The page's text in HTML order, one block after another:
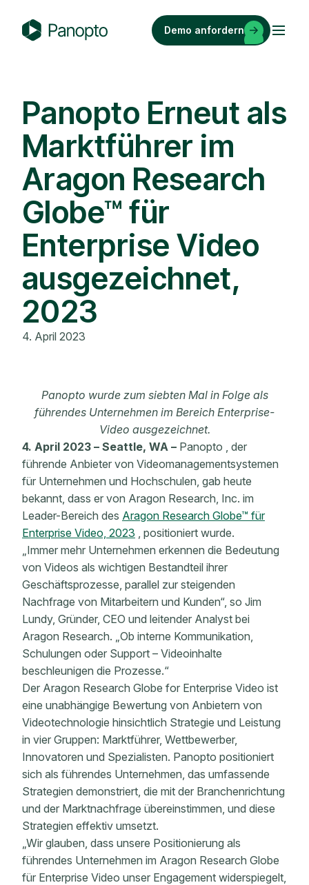
Inhalt
o
p
t
Demo anfordern
Panopto Erneut als
Marktführer im
Aragon Research
Globe™ für
Enterprise Video
ausgezeichnet,
2023
4. April 2023
Panopto wurde zum siebten Mal in Folge als
führendes Unternehmen im Bereich Enterprise-
Video ausgezeichnet.
4. April 2023 – Seattle, WA – Panopto , der
führende Anbieter von Videomanagementsystemen
für Unternehmen und Hochschulen, gab heute
bekannt, dass er von Aragon Research, Inc. im
Leader-Bereich des Aragon Research Globe™ für
Enterprise Video, 2023 , positioniert wurde.
„Immer mehr Unternehmen erkennen die Bedeutung
von Videos als wichtigen Bestandteil ihrer
Geschäftsprozesse, parallel zur steigenden
Nachfrage von Mitarbeitern und Kunden“, so Jim
Lundy, Gründer, CEO und leitender Analyst bei
Aragon Research. „Ob interne Kommunikation,
Schulungen oder Support – Videoinhalte
beschleunigen die Prozesse.“
Der Aragon Research Globe for Enterprise Video ist
eine unabhängige Bewertung von Anbietern von
Videotechnologie hinsichtlich Strategie und Leistung
in vier Gruppen: Marktführer, Wettbewerber,
Innovatoren und Spezialisten. Panopto positioniert
sich als führendes Unternehmen, das umfassende
Strategien demonstriert, die mit der Branchenrichtung
und der Marktnachfrage übereinstimmen, und diese
Strategien effektiv umsetzt.
„Wir glauben, dass unsere Positionierung als
führendes Unternehmen im Aragon Research Globe
für Enterprise Video unser Engagement widerspiegelt,